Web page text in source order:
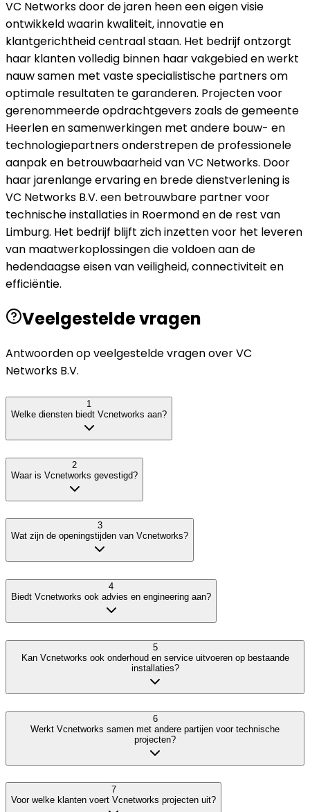
VC Networks door de jaren heen een eigen visie
ontwikkeld waarin kwaliteit, innovatie en
klantgerichtheid centraal staan. Het bedrijf ontzorgt
haar klanten volledig binnen haar vakgebied en werkt
nauw samen met vaste specialistische partners om
optimale resultaten te garanderen. Projecten voor
gerenommeerde opdrachtgevers zoals de gemeente
Heerlen en samenwerkingen met andere bouw- en
technologiepartners onderstrepen de professionele
aanpak en betrouwbaarheid van VC Networks. Door
haar jarenlange ervaring en brede dienstverlening is
VC Networks B.V. een betrouwbare partner voor
technische installaties in Roermond en de rest van
Limburg. Het bedrijf blijft zich inzetten voor het leveren
van maatwerkoplossingen die voldoen aan de
hedendaagse eisen van veiligheid, connectiviteit en
efficiëntie.
Veelgestelde vragen
Antwoorden op veelgestelde vragen overVC
Networks B.V.
1
Welke diensten biedt Vcnetworks aan?
2
Waar is Vcnetworks gevestigd?
3
Wat zijn de openingstijden van Vcnetworks?
4
Biedt Vcnetworks ook advies en engineering aan?
5
Kan Vcnetworks ook onderhoud en service uitvoeren op bestaande
installaties?
6
Werkt Vcnetworks samen met andere partijen voor technische
projecten?
7
Voor welke klanten voert Vcnetworks projecten uit?